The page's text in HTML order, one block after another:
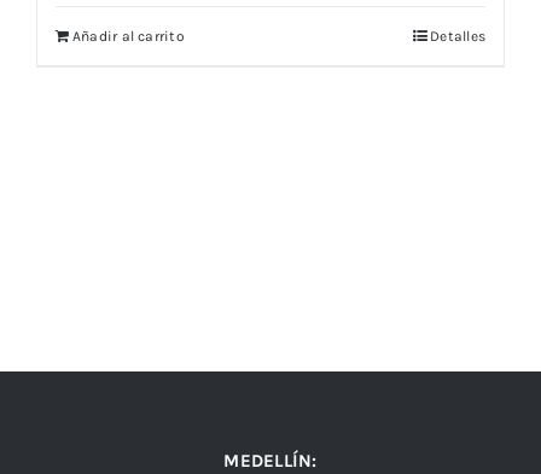
Añadir al carrito Detalles
MEDELLÍN: